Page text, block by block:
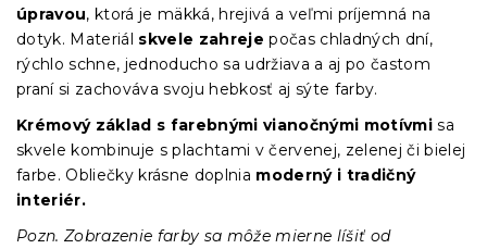
úpravou, ktorá je mäkká, hrejivá a veľmi príjemná na
dotyk. Materiál skvele zahreje počas chladných dní,
rýchlo schne, jednoducho sa udržiava a aj po častom
praní si zachováva svoju hebkosť aj sýte farby.
Krémový základ s farebnými vianočnými motívmi sa
skvele kombinuje s plachtami v červenej, zelenej či bielej
farbe. Obliečky krásne doplnia moderný i tradičný
interiér.
Pozn. Zobrazenie farby sa môže mierne líšiť od